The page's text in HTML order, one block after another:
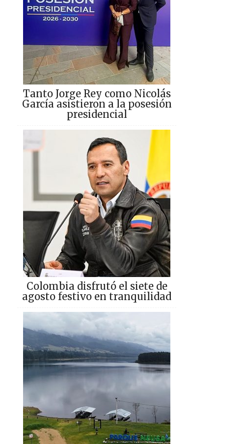
Tanto Jorge Rey como Nicolás
García asistieron a la posesión
presidencial
Colombia disfrutó el siete de
agosto festivo en tranquilidad